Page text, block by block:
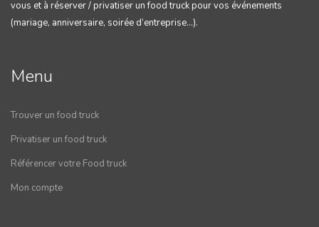
vous et à réserver / privatiser un food truck pour vos événements
(mariage, anniversaire, soirée d’entreprise…).
Menu
Trouver un food truck
Privatiser un food truck
Référencer votre Food truck
Mon compte